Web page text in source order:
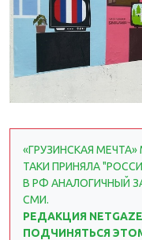
«ГРУЗИНСКАЯ
ТАКИ ПРИНЯЛА
В РФ АНАЛОГИЧНЫЙ
СМИ.
РЕДАКЦИЯ
ПОДЧИНЯТЬСЯ